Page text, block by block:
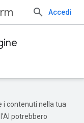
Accedi
i contenuti nella tua
potrebbero